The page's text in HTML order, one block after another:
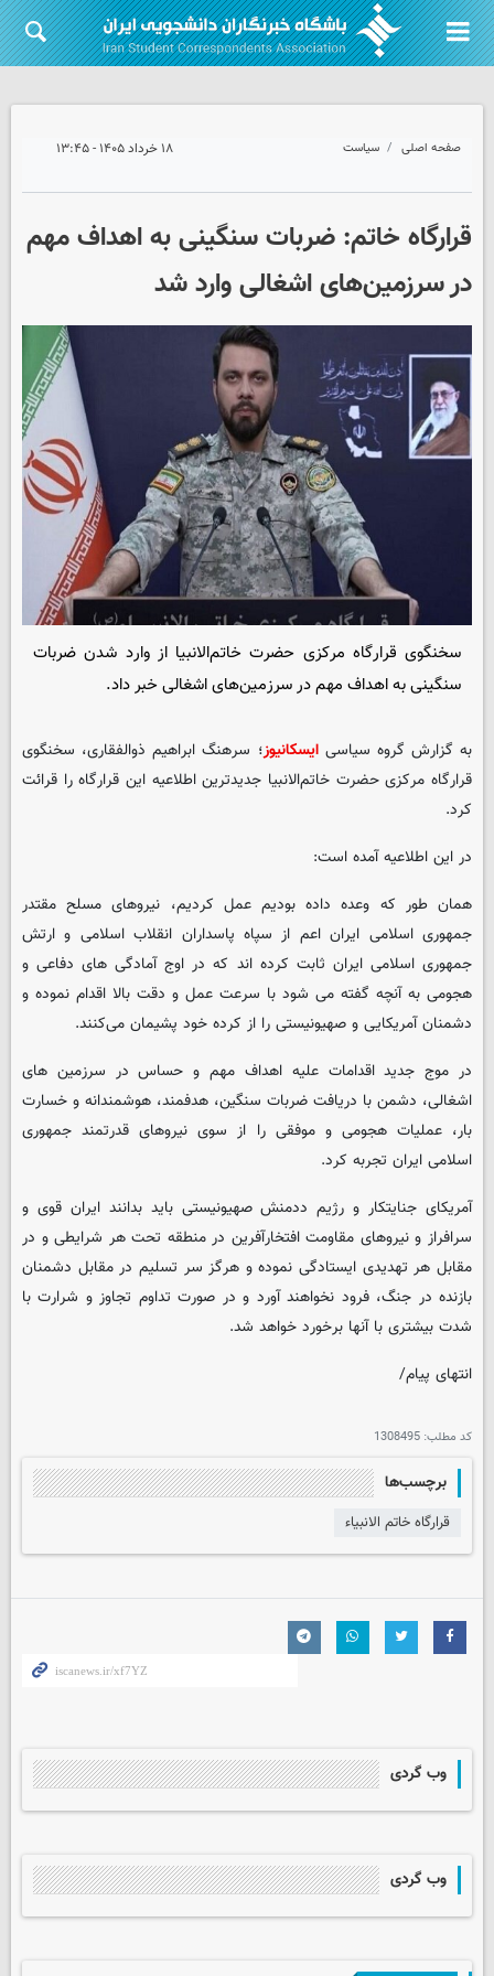
صفحه اصلی سیاست ۱۸ خرداد ۱۴۰۵ - ۱۳:۴۵
قرارگاه خاتم‌: ضربات سنگینی به اهداف مهم
در سرزمین‌های اشغالی وارد شد
سخنگوی قرارگاه مرکزی حضرت خاتم‌الانبیا از وارد شدن ضربات
سنگینی به اهداف مهم در سرزمین‌های اشغالی خبر داد.
به گزارش گروه سیاسیایسکانیوز؛ سرهنگ ابراهیم ذوالفقاری، سخنگوی
قرارگاه مرکزی حضرت خاتم‌الانبیا جدیدترین اطلاعیه این قرارگاه را قرائت
کرد.
در این اطلاعیه آمده است:
همان طور که وعده داده بودیم عمل کردیم، نیروهای مسلح مقتدر
جمهوری اسلامی ایران اعم از سپاه پاسداران انقلاب اسلامی و ارتش
جمهوری اسلامی ایران ثابت کرده اند که در اوج آمادگی های دفاعی و
هجومی به آنچه گفته می شود با سرعت عمل و دقت بالا اقدام نموده و
دشمنان آمریکایی و صهیونیستی را از کرده خود پشیمان می‌کنند.
در موج جدید اقدامات علیه اهداف مهم و حساس در سرزمین های
اشغالی، دشمن با دریافت ضربات سنگین، هدفمند، هوشمندانه و خسارت
بار، عملیات هجومی و موفقی را از سوی نیروهای قدرتمند جمهوری
اسلامی ایران تجربه کرد.
آمریکای جنایتکار و رژیم ددمنش صهیونیستی باید بدانند ایران قوی و
سرافراز و نیروهای مقاومت افتخارآفرین در منطقه تحت هر شرایطی و در
مقابل هر تهدیدی ایستادگی نموده و هرگز سر تسلیم در مقابل دشمنان
بازنده در جنگ، فرود نخواهند آورد و در صورت تداوم تجاوز و شرارت با
شدت بیشتری با آنها برخورد خواهد شد.
انتهای پیام/
کد مطلب: 1308495
برچسب‌ها
قرارگاه خاتم الانبیاء
وب گردی
وب گردی